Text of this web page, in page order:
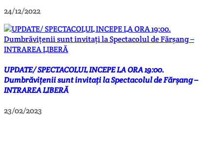
24/12/2022
UPDATE/ SPECTACOLUL INCEPE LA ORA 19:00.
Dumbrăvițenii sunt invitați la Spectacolul de Fărșang –
INTRAREA LIBERĂ
23/02/2023